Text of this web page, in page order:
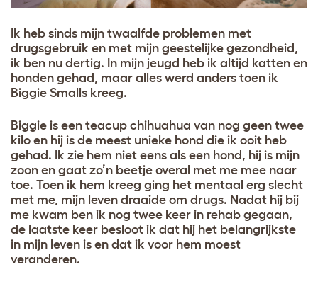
Ik heb sinds mijn twaalfde problemen met
drugsgebruik en met mijn geestelijke gezondheid,
ik ben nu dertig. In mijn jeugd heb ik altijd katten en
honden gehad, maar alles werd anders toen ik
Biggie Smalls kreeg.
Biggie is een teacup chihuahua van nog geen twee
kilo en hij is de meest unieke hond die ik ooit heb
gehad. Ik zie hem niet eens als een hond, hij is mijn
zoon en gaat zo’n beetje overal met me mee naar
toe. Toen ik hem kreeg ging het mentaal erg slecht
met me, mijn leven draaide om drugs. Nadat hij bij
me kwam ben ik nog twee keer in rehab gegaan,
de laatste keer besloot ik dat hij het belangrijkste
in mijn leven is en dat ik voor hem moest
veranderen.